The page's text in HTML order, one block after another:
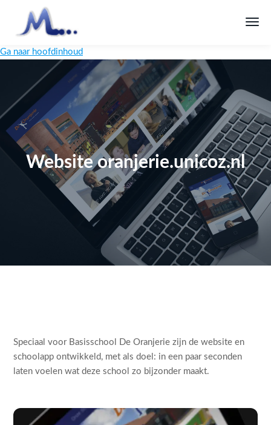
Ga naar hoofdinhoud
Website oranjerie.unicoz.nl
Speciaal voor Basisschool De Oranjerie zijn de website en
schoolapp ontwikkeld, met als doel: in een paar seconden
laten voelen wat deze school zo bijzonder maakt.